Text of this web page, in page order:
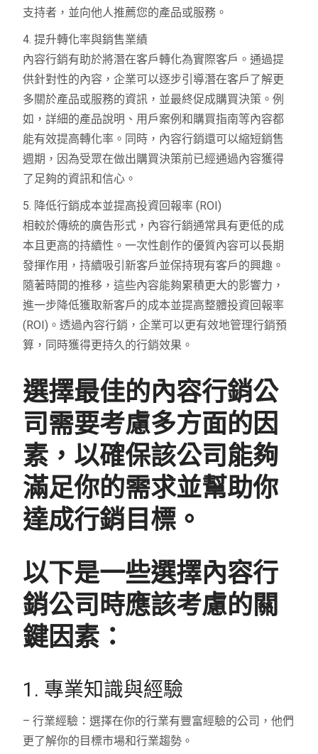
支持者，並向他人推薦您的產品或服務。
4. 提升轉化率與銷售業績
內容行銷有助於將潛在客戶轉化為實際客戶。通過提
供針對性的內容，企業可以逐步引導潛在客戶了解更
多關於產品或服務的資訊，並最終促成購買決策。例
如，詳細的產品說明、用戶案例和購買指南等內容都
能有效提高轉化率。同時，內容行銷還可以縮短銷售
週期，因為受眾在做出購買決策前已經通過內容獲得
了足夠的資訊和信心。
5. 降低行銷成本並提高投資回報率 (ROI)
相較於傳統的廣告形式，內容行銷通常具有更低的成
本且更高的持續性。一次性創作的優質內容可以長期
發揮作用，持續吸引新客戶並保持現有客戶的興趣。
隨著時間的推移，這些內容能夠累積更大的影響力，
進一步降低獲取新客戶的成本並提高整體投資回報率
(ROI)。透過內容行銷，企業可以更有效地管理行銷預
算，同時獲得更持久的行銷效果。
選擇最佳的內容行銷公
司需要考慮多方面的因
素，以確保該公司能夠
滿足你的需求並幫助你
達成行銷目標。
以下是一些選擇內容行
銷公司時應該考慮的關
鍵因素：
1. 專業知識與經驗
– 行業經驗：選擇在你的行業有豐富經驗的公司，他們
更了解你的目標市場和行業趨勢。